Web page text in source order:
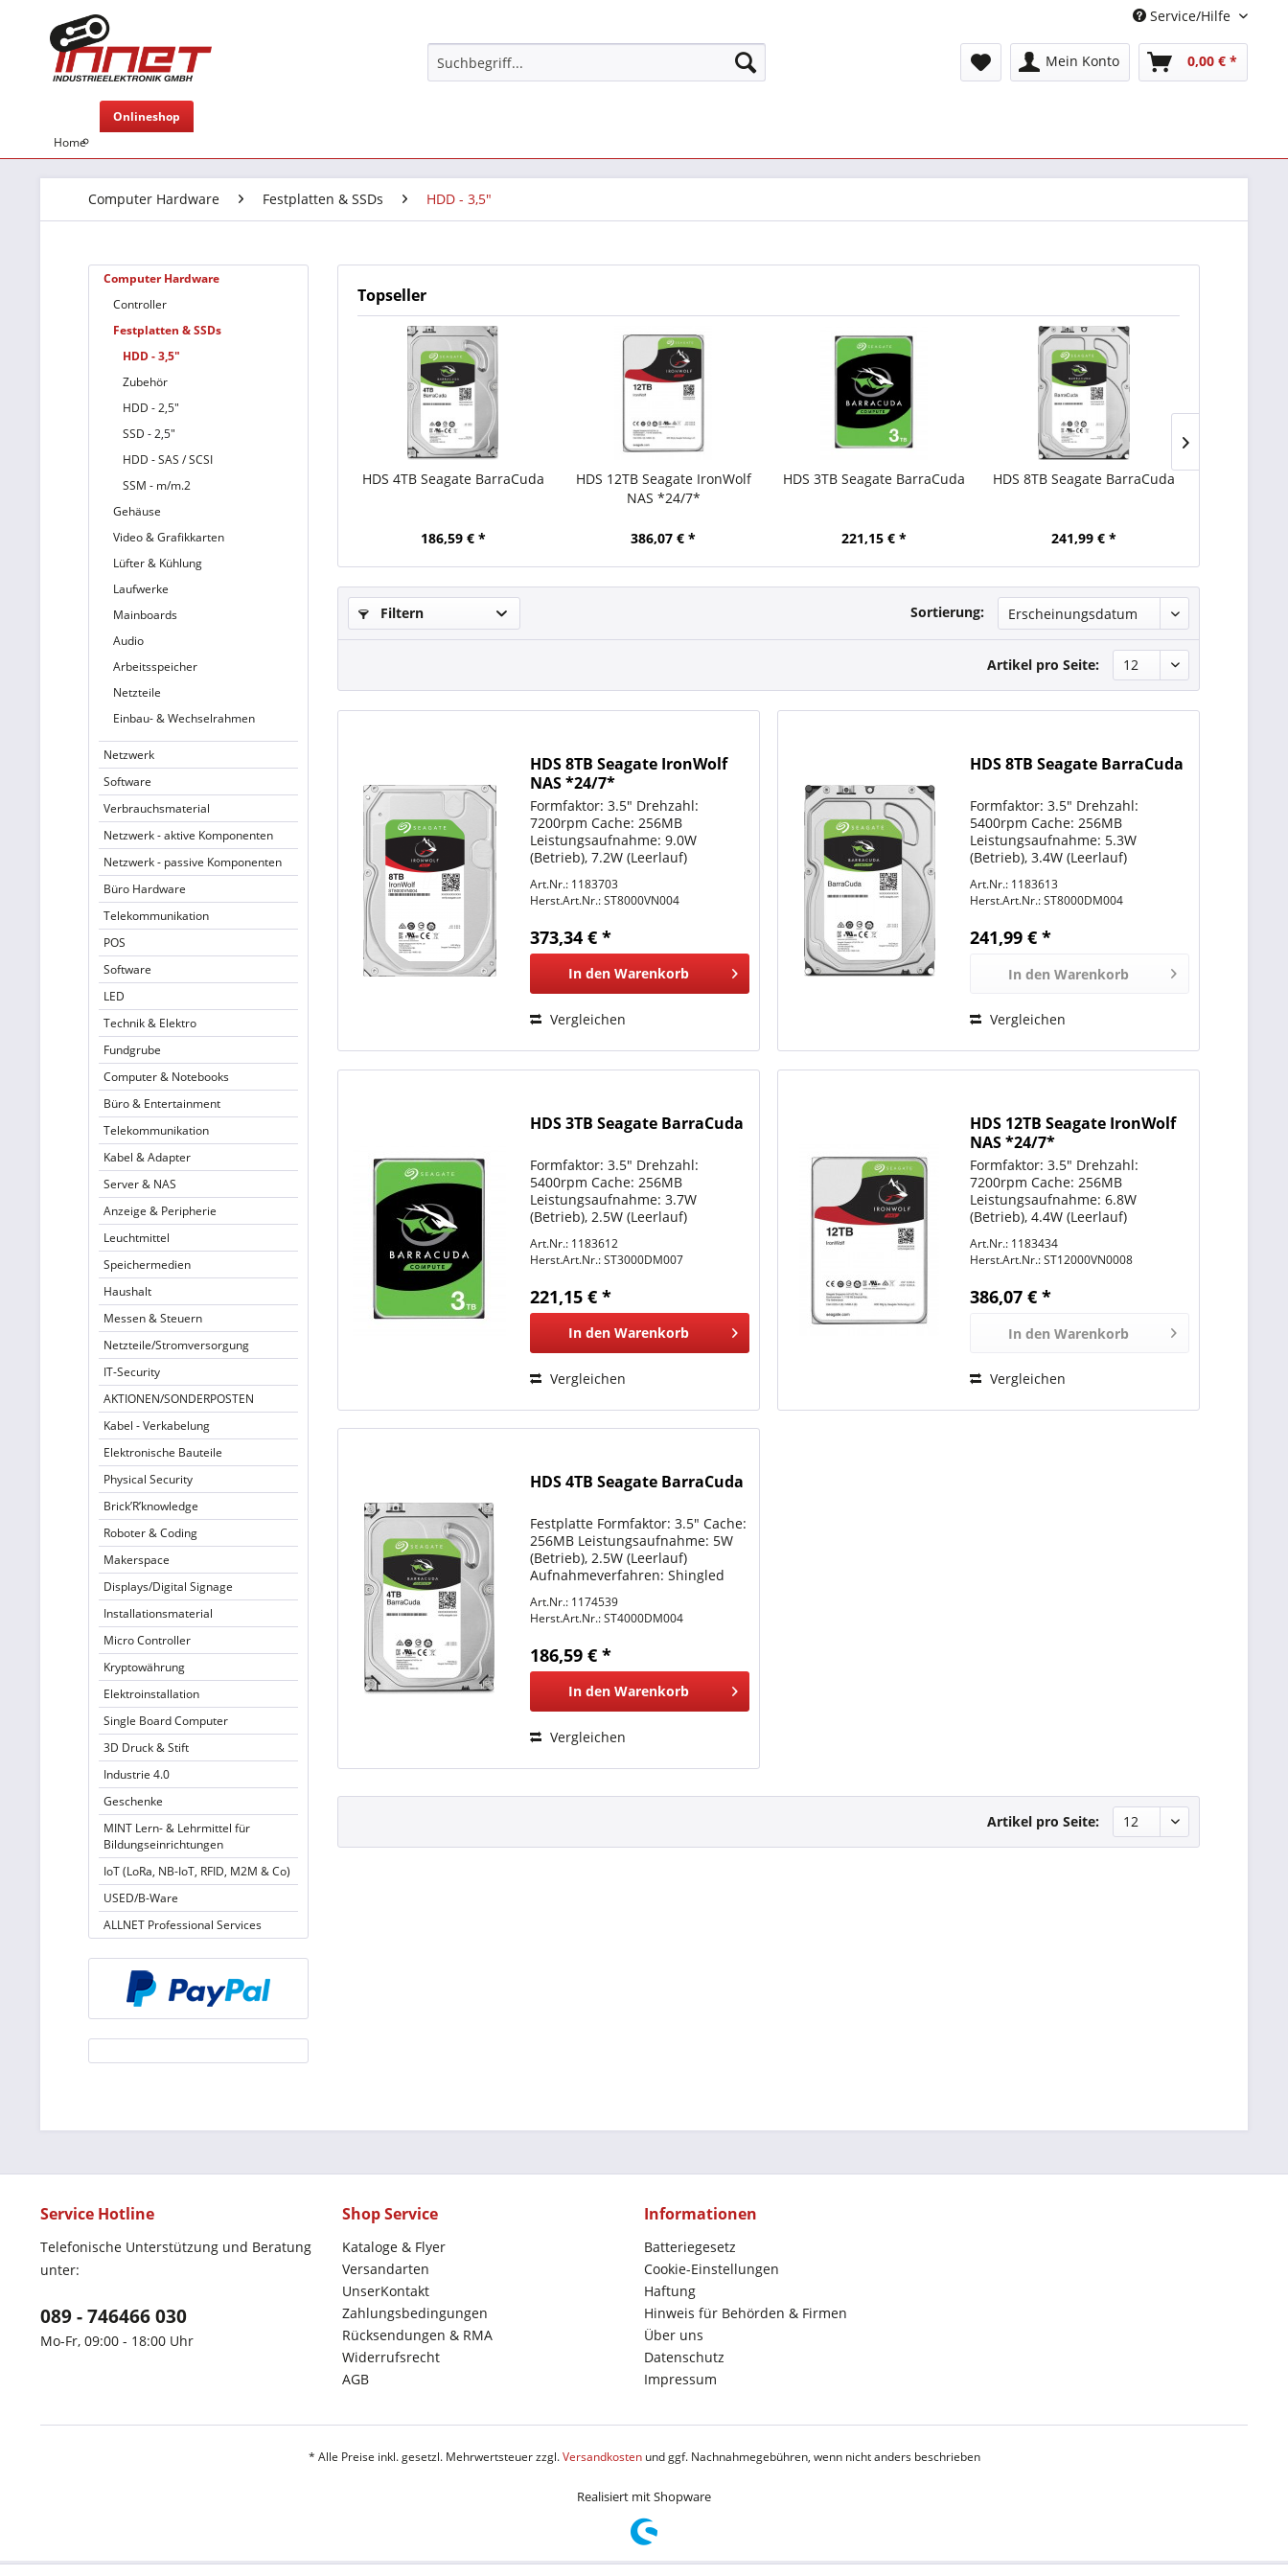
Service/Hilfe
Mein Konto 0,00 € *
Home
Onlineshop
Computer Hardware Festplatten & SSDs HDD - 3,5"
Computer Hardware
Controller
Festplatten & SSDs
HDD - 3,5"
Zubehör
HDD - 2,5"
SSD - 2,5"
HDD - SAS / SCSI
SSM - m/m.2
Gehäuse
Video & Grafikkarten
Lüfter & Kühlung
Laufwerke
Mainboards
Audio
Arbeitsspeicher
Netzteile
Einbau- & Wechselrahmen
Netzwerk
Software
Verbrauchsmaterial
Netzwerk - aktive Komponenten
Netzwerk - passive Komponenten
Büro Hardware
Telekommunikation
POS
Software
LED
Technik & Elektro
Fundgrube
Computer & Notebooks
Büro & Entertainment
Telekommunikation
Kabel & Adapter
Server & NAS
Anzeige & Peripherie
Leuchtmittel
Speichermedien
Haushalt
Messen & Steuern
Netzteile/Stromversorgung
IT-Security
AKTIONEN/SONDERPOSTEN
Kabel - Verkabelung
Elektronische Bauteile
Physical Security
Brick’R’knowledge
Roboter & Coding
Makerspace
Displays/Digital Signage
Installationsmaterial
Micro Controller
Kryptowährung
Elektroinstallation
Single Board Computer
3D Druck & Stift
Industrie 4.0
Geschenke
MINT Lern- & Lehrmittel für
Bildungseinrichtungen
IoT (LoRa, NB-IoT, RFID, M2M & Co)
USED/B-Ware
ALLNET Professional Services
Topseller
HDS 4TB Seagate BarraCuda
186,59 € *
HDS 12TB Seagate IronWolf
NAS *24/7*
386,07 € *
HDS 3TB Seagate BarraCuda
221,15 € *
HDS 8TB Seagate BarraCuda
241,99 € *
Filtern Sortierung:
Artikel pro Seite:
HDS 8TB Seagate IronWolf
NAS *24/7*
Formfaktor: 3.5" Drehzahl:
7200rpm Cache: 256MB
Leistungsaufnahme: 9.0W
(Betrieb), 7.2W (Leerlauf)
28dB(A) (Leerlauf)
Aufnahmeverfahren:
Conventional Magnetic Recording
(CMR) Sektoren: 4KB mit
Emulation...
Art.Nr.: 1183703
Herst.Art.Nr.:ST8000VN004
373,34 € *
In den Warenkorb
Vergleichen
HDS 8TB Seagate BarraCuda
Formfaktor: 3.5" Drehzahl:
5400rpm Cache: 256MB
Leistungsaufnahme: 5.3W
(Betrieb), 3.4W (Leerlauf)
Aufnahmeverfahren: Shingled
Magnetic Recording (SMR), Drive
Managed SMR Sektoren: 4KB mit
Emulation (512e)...
Art.Nr.: 1183613
Herst.Art.Nr.:ST8000DM004
241,99 € *
In den Warenkorb
Vergleichen
HDS 3TB Seagate BarraCuda
Formfaktor: 3.5" Drehzahl:
5400rpm Cache: 256MB
Leistungsaufnahme: 3.7W
(Betrieb), 2.5W (Leerlauf)
Aufnahmeverfahren:
Conventional Magnetic Recording
Emulation (512e)...
Art.Nr.: 1183612
Herst.Art.Nr.:ST3000DM007
221,15 € *
In den Warenkorb
Vergleichen
HDS 12TB Seagate IronWolf
NAS *24/7*
Formfaktor: 3.5" Drehzahl:
7200rpm Cache: 256MB
Leistungsaufnahme: 6.8W
(Betrieb), 4.4W (Leerlauf)
28dB(A) (Leerlauf)
Aufnahmeverfahren:
Recording (PMR) Sektoren: 4KB
Art.Nr.: 1183434
Herst.Art.Nr.:ST12000VN0008
386,07 € *
In den Warenkorb
Vergleichen
HDS 4TB Seagate BarraCuda
Festplatte Formfaktor: 3.5" Cache:
256MB Leistungsaufnahme: 5W
(Betrieb), 2.5W (Leerlauf)
Aufnahmeverfahren: Shingled
Managed SMR Sektoren: 4KB mit
Emulation (512e)
Verschlüsselung: N/A
Herstellergarantie:...
Art.Nr.: 1174539
Herst.Art.Nr.:ST4000DM004
186,59 € *
In den Warenkorb
Vergleichen
Artikel pro Seite:
Service Hotline
Telefonische Unterstützung und Beratung
unter:
089 - 746466 030
Mo-Fr, 09:00 - 18:00 Uhr
Shop Service
Kataloge & Flyer
Versandarten
UnserKontakt
Zahlungsbedingungen
Rücksendungen & RMA
Widerrufsrecht
AGB
Informationen
Batteriegesetz
Cookie-Einstellungen
Haftung
Hinweis für Behörden & Firmen
Über uns
Datenschutz
Impressum
* Alle Preise inkl. gesetzl. Mehrwertsteuer zzgl.Versandkostenund ggf. Nachnahmegebühren, wenn nicht anders beschrieben
Realisiert mit Shopware